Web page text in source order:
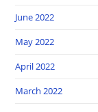
June 2022
May 2022
April 2022
March 2022